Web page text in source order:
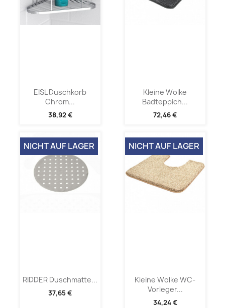
EISL Duschkorb
Chrom...
38,92 €
Kleine Wolke
Badteppich...
72,46 €
RIDDER Duschmatte...
37,65 €
NICHT AUF LAGER
Kleine Wolke WC-
Vorleger...
34,24 €
NICHT AUF LAGER